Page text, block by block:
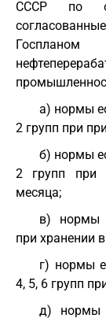
СССР по
а) нормы
2 групп при
б) нормы
2 групп при
месяца;
в) нормы
при хранении
г) нормы
4, 5, 6 групп
д) нормы